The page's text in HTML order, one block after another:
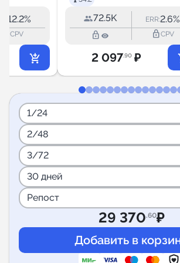
12.2%
CPV
72.5K ERR:2.6%
lock_outline lock_outlineCPV
2 097.90 ₽
1/24
2/48
3/72
30 дней
Репост
29 370.60₽